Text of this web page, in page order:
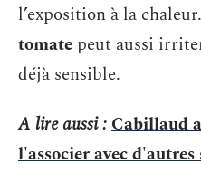
l’exposition à la
tomate peut aussi
déjà sensible.
A lire aussi :Cabillaud
l'associer avec d'autres